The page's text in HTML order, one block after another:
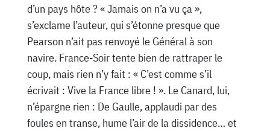
d’un pays hôte ? « Jamais on n’a vu ça »,
s’exclame l’auteur, qui s’étonne presque que
Pearson n’ait pas renvoyé le Général à son
navire. France-Soir tente bien de rattraper le
coup, mais rien n’y fait : « C’est comme s’il
écrivait : Vive la France libre ! ». Le Canard, lui,
n’épargne rien : De Gaulle, applaudi par des
foules en transe, hume l’air de la dissidence… et